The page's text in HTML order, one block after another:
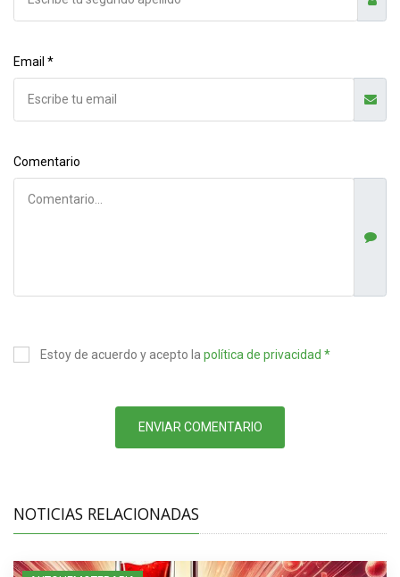
Email *
Comentario
Estoy de acuerdo y acepto la política de privacidad *
ENVIAR COMENTARIO
NOTICIAS RELACIONADAS